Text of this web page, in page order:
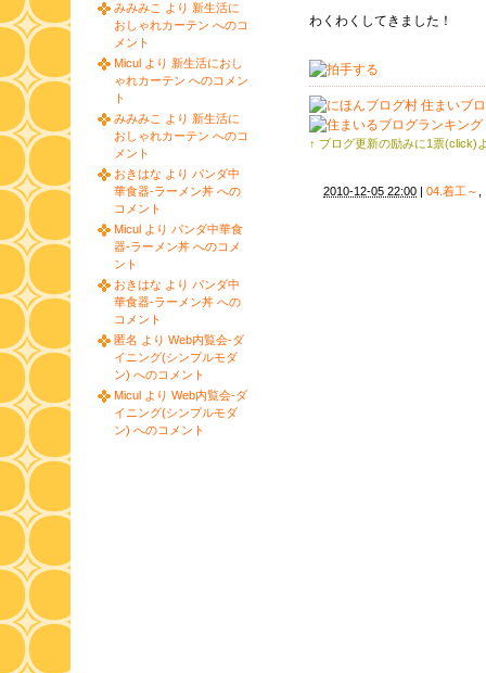
わくわくしてきました！
↑ ブログ更新の励みに1票(click)
2010-12-05 22:00 | 04.着工～
みみみこ より 新生活に
おしゃれカーテン へのコ
メント
Micul より 新生活におし
ゃれカーテン へのコメン
ト
みみみこ より 新生活に
おしゃれカーテン へのコ
メント
おきはな より パンダ中
華食器-ラーメン丼 への
コメント
Micul より パンダ中華食
器-ラーメン丼 へのコメ
ント
おきはな より パンダ中
華食器-ラーメン丼 への
コメント
匿名 より Web内覧会-ダ
イニング(シンプルモダ
ン) へのコメント
Micul より Web内覧会-ダ
イニング(シンプルモダ
ン) へのコメント